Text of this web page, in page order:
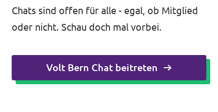
Chats sind offen für alle - egal, ob Mitglied
oder nicht. Schau doch mal vorbei.
Volt Bern Chat beitreten